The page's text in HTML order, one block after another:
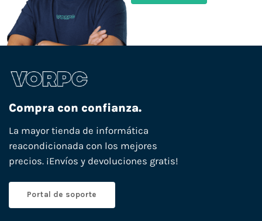
Compra con confianza.
La mayor tienda de informática
reacondicionada con los mejores
precios. ¡Envíos y devoluciones gratis!
Portal de soporte